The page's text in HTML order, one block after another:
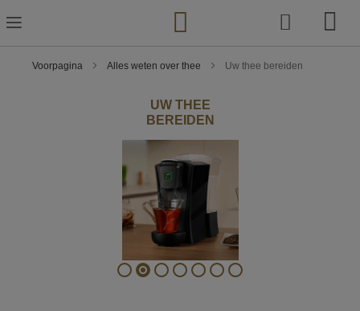
naar
de
Voorpagina Alles weten over thee Uw thee bereiden
UW THEE
BEREIDEN